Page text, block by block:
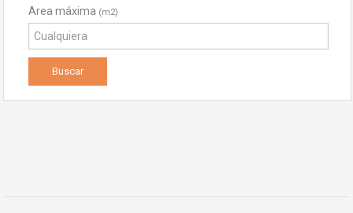
Area máxima (m2)